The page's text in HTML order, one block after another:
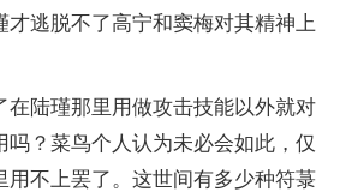
才逃脱不了高宁和窦梅对其精神上
在陆瑾那里用做攻击技能以外就对
吗？菜鸟个人认为未必会如此，仅
用不上罢了。这世间有多少种符菉